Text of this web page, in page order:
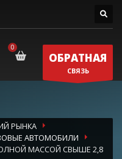
ОБРАТНАЯ
СВЯЗЬ
РЫНКА
АВТОМОБИЛИ
МАССОЙ СВЫШЕ 2,8